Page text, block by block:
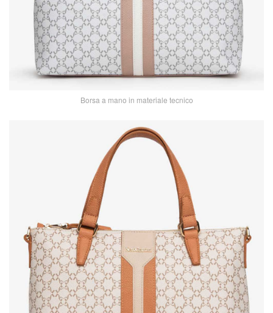
Borsa a mano in materiale tecnico